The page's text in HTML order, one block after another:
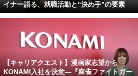
イナー語る、就職活動と“決め手”の要素
【キャリアクエスト】漫画家志望から
KONAMI入社を決意―『麻雀ファイトガー